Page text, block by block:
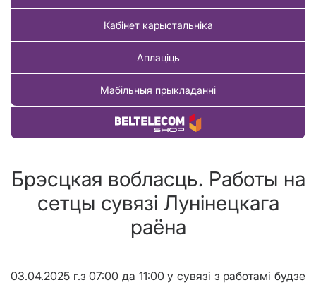
Кабінет карыстальніка
Аплаціць
Мабільныя прыкладанні
Купіць тавар
Брэсцкая вобласць. Работы на
сетцы сувязі Лунінецкага
раёна
03.04.2025 г.з07:00 да 11:00 у сувязі з работамі будзе